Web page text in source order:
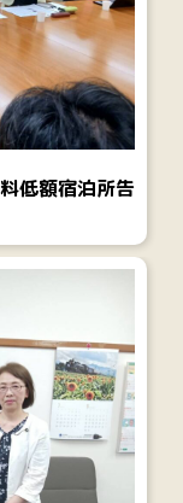
低額宿泊所告